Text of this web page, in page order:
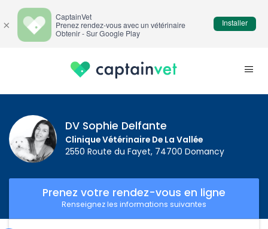
DV Sophie Delfante
Clinique Vétérinaire De La Vallée
2550 Route du Fayet, 74700 Domancy
Prenez votre rendez-vous en ligne
Renseignez les informations suivantes
×
CaptainVet
Prenez rendez-vous avec un vétérinaire
Obtenir - Sur Google Play
Installer